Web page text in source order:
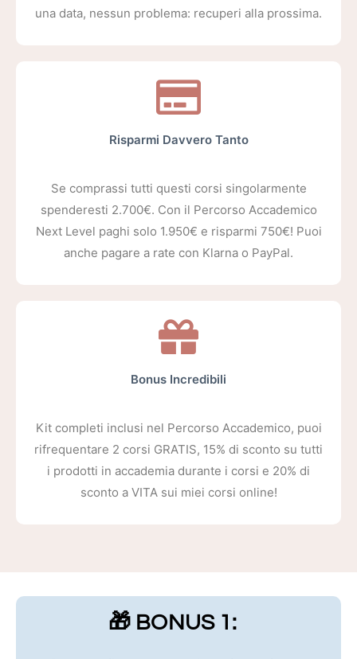
una data, nessun problema: recuperi alla prossima.
Risparmi Davvero Tanto
Se comprassi tutti questi corsi singolarmente
spenderesti 2.700€. Con il Percorso Accademico
Next Level paghi solo 1.950€ e risparmi 750€! Puoi
anche pagare a rate con Klarna o PayPal.
Bonus Incredibili
Kit completi inclusi nel Percorso Accademico, puoi
rifrequentare 2 corsi GRATIS, 15% di sconto su tutti
i prodotti in accademia durante i corsi e 20% di
sconto a VITA sui miei corsi online!
🎁 BONUS 1: